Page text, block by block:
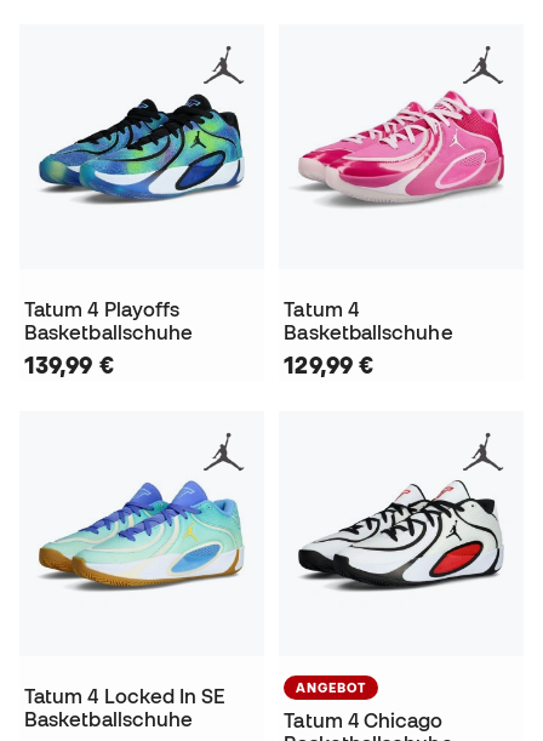
Tatum 4 Playoffs
Basketballschuhe
139,99 €
Tatum 4
Basketballschuhe
129,99 €
Tatum 4 Locked In SE
Basketballschuhe
ANGEBOT
Tatum 4 Chicago